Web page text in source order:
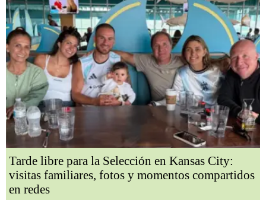
Tarde libre para la Selección en Kansas City:
visitas familiares, fotos y momentos compartidos
en redes